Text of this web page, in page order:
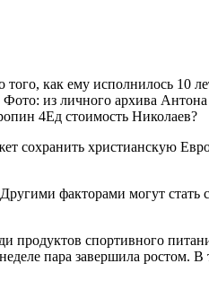
как ему исполнилось
из личного архива
4Ед стоимость Николаев?
сохранить христианскую
факторами могут
продуктов спортивного
пара завершила